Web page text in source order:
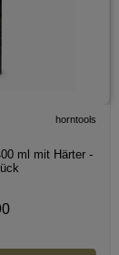
horntools
ml mit Härter -